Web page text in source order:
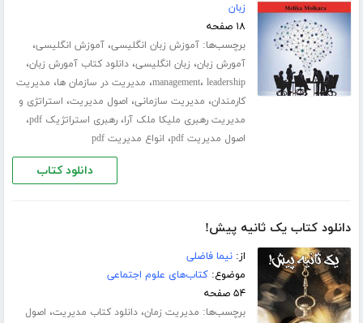
زبان
۱۸ صفحه
برچسب‌ها:آموزش زبان انگلیسی،آموزش انگلیسی،
آمورش زبان، زبان انگلیسی،دانلود کتاب آمورش زبان،
management، leadership ، مدیریت در سازمان ها، مدیریت
کارمندان، مدیریت سازمانی، اصول مدیریت، استراتژی و
مدیریت رهبری ملیکا ملک آرا،رهبری استراتژیک pdf ،
اصول مدیریت pdf ، انواع مدیریت pdf
دانلود کتاب
دانلود کتاب یک ثانیه پیش!
از:نیما فاضلی
موضوع:کتاب‌های علوم اجتماعی
۵۴ صفحه
برچسب‌ها: مدیریت زمان،دانلود کتاب مدیریت، اصول